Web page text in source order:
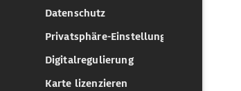
Datenschutz
Privatsphäre-Einstellungen
Digitalregulierung
Karte lizenzieren